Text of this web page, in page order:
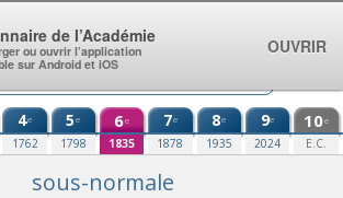
4e
1762
5e
1798
6e
1835
7e
1878
8e
1935
9e
2024
10e
E.C.
sous-normale
de l’Académie
ou ouvrir l’application
sur Android et iOS
OUVRIR